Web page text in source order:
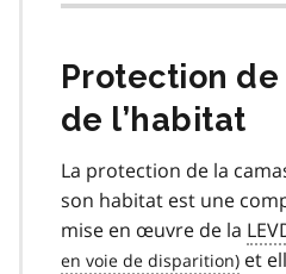
Protection de
de l’habitat
La protection de la
son habitat est une
mise en œuvre de la
et